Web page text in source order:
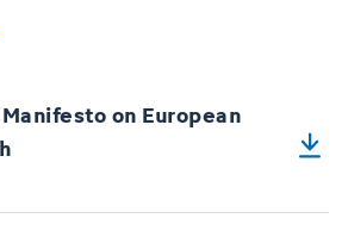
on European